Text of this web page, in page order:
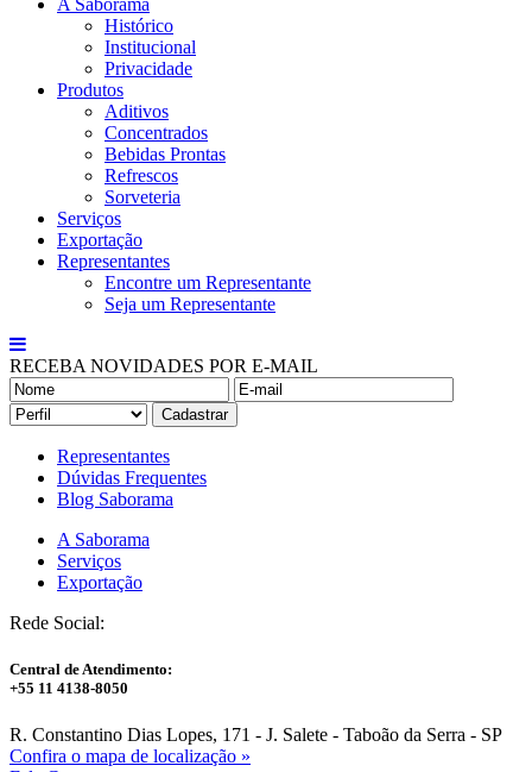
A Saborama
Histórico
Institucional
Privacidade
Produtos
Aditivos
Concentrados
Bebidas Prontas
Refrescos
Sorveteria
Serviços
Exportação
Representantes
Encontre um Representante
Seja um Representante
RECEBA NOVIDADES POR E-MAIL
Representantes
Dúvidas Frequentes
Blog Saborama
A Saborama
Serviços
Exportação
Rede Social:
Central de Atendimento:
+55 11 4138-8050
R. Constantino Dias Lopes, 171 - J. Salete - Taboão da Serra - SP
Confira o mapa de localização »